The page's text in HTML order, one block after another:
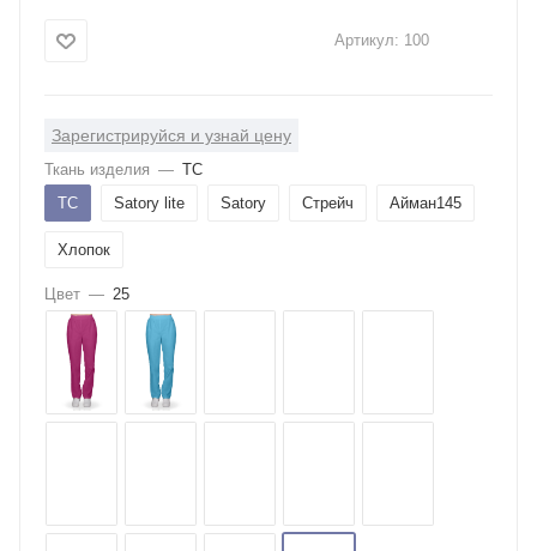
Артикул: 100
Зарегистрируйся и узнай цену
Ткань изделия — ТС
ТС
Satory lite Satory Стрейч Айман145
Хлопок
Цвет — 25